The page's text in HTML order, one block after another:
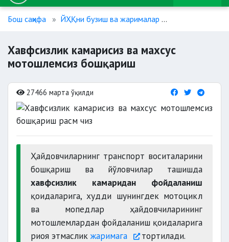
Бош саҳифа ЙҲҚни бузиш ва жарималар
Хавфсизлик камарисиз ва махсус
мотошлемсиз бошқариш
27466 марта ўқилди
Ҳайдовчиларнинг транспорт воситаларини
бошқариш ва йўловчилар ташишда
хавфсизлик камаридан фойдаланиш
қоидаларига, худди шунингдек мотоцикл
ва мопедлар ҳайдовчиларининг
мотошлемлардан фойдаланиш қоидаларига
риоя этмаслик жаримага тортилади.